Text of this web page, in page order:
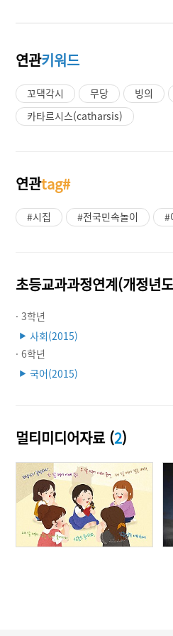
연관키워드
꼬댁각시 무당 빙의
카타르시스(catharsis)
연관tag#
#시집 #전국민속놀이 #
초등교과과정연계(개정년
· 3학년
▶ 사회(2015)
· 6학년
▶ 국어(2015)
멀티미디어자료 (2)